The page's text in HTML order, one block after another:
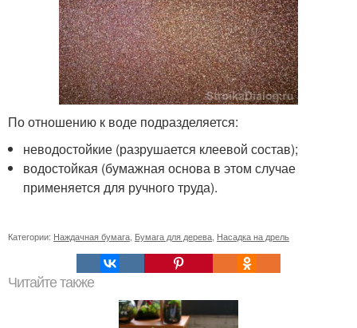
По отношению к воде подразделяется:
неводостойкие (разрушается клеевой состав);
водостойкая (бумажная основа в этом случае
применяется для ручного труда).
Категории: Наждачная бумага Бумага для дерева Насадка на дрель
Читайте также